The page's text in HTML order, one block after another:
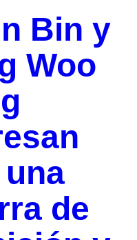
Bin y
Woo
de